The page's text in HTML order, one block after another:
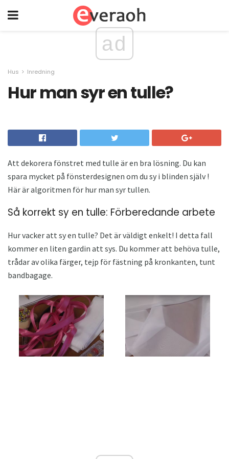
ad
Hus Inredning
Hur man syr en tulle?
Att dekorera fönstret med tulle är en bra lösning. Du kan
spara mycket på fönsterdesignen om du sy i blinden själv !
Här är algoritmen för hur man syr tullen.
Så korrekt sy en tulle: Förberedande arbete
Hur vacker att sy en tulle? Det är väldigt enkelt! I detta fall
kommer en liten gardin att sys. Du kommer att behöva tulle,
trådar av olika färger, tejp för fästning på kronkanten, tunt
bandbagage.